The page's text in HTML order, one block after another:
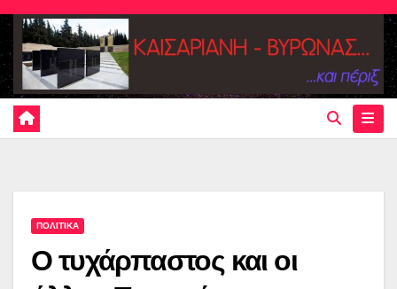
Skip
content
ΠΟΛΙΤΙΚΑ
Ο τυχάρπαστος και οι